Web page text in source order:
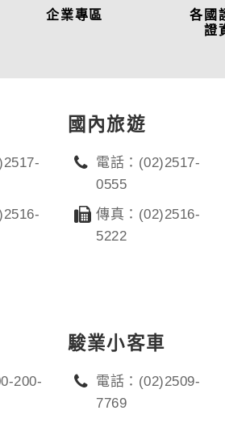
企業專區
各國
證
國內旅遊
電話：(02)2517-
0555
傳真：(02)2516-
5222
200-
駿業小客車
電話：(02)2509-
7769